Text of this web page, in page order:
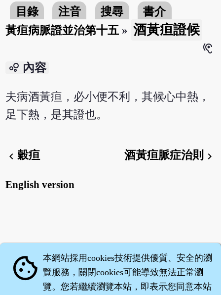
目錄 注音 搜尋
書介
黃疸病脈證並治第十五 » 酒黃疸證候
hearing
bubble_chart 內容
夫病酒黃疸，必小便不利，其候心中熱，
足下熱，是其證也。
chevron_left穀疸 酒黃疸脈症治則chevron_right
English version
cookie 本網站採用cookies技術提供優質、安全的瀏
覽服務，關閉cookies可能導致無法正常瀏
覽。您若繼續瀏覽本站，即表示您同意本站